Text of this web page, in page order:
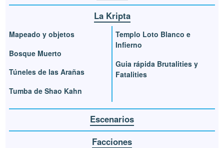
La Kripta
Mapeado y objetos
Bosque Muerto
Túneles de las Arañas
Tumba de Shao Kahn
Templo Loto Blanco e
Infierno
Guia rápida Brutalities y
Fatalities
Escenarios
Facciones